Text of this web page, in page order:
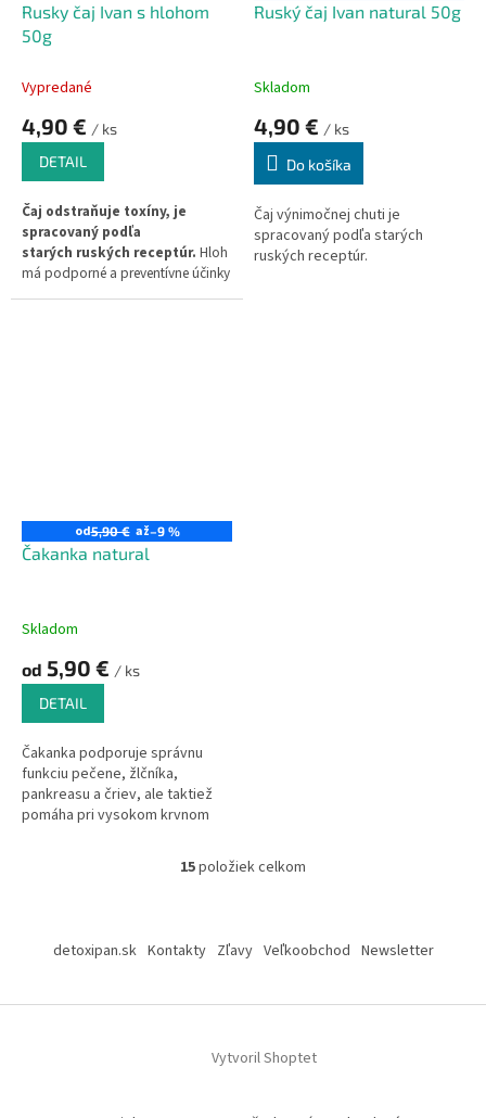
Rusky čaj Ivan s hlohom
50g
Vypredané
4,90 € / ks
DETAIL
Čaj odstraňuje toxíny, je
spracovaný podľa
starých ruských receptúr. Hloh
má podporné a preventívne účinky
pre srdce. Posobí ako podpora pri
Ruský čaj Ivan natural 50g
Skladom
4,90 € / ks
Do košíka
Čaj výnimočnej chuti je
spracovaný podľa starých
ruských receptúr.
od5,90 € až–9 %
Čakanka natural
Skladom
od 5,90 € / ks
DETAIL
Čakanka podporuje správnu
funkciu pečene, žlčníka,
pankreasu a čriev, ale taktiež
pomáha pri vysokom krvnom
O
d
c
p
15položiek celkom
detoxipan.sk Kontakty Zľavy Veľkoobchod Newsletter
Vytvoril Shoptet